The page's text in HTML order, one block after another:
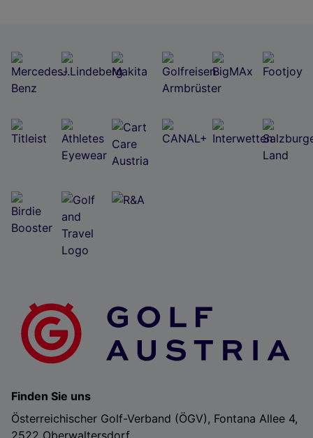
Finden Sie uns
Österreichischer Golf-Verband (ÖGV), Fontana Allee 4,